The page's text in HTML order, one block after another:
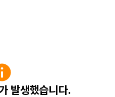
발생했습니다.